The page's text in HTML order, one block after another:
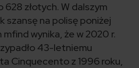
628 złotych. W dalszym
szansę na polisę poniżej
wynika, że w 2020 r.
43-letniemu
Cinquecento z 1996 roku,